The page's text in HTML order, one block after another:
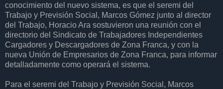
conocimiento del nuevo sistema, es que el seremi del
Trabajo y Previsión Social, Marcos Gómez junto al director
del Trabajo, Horacio Ara sostuvieron una reunión con el
directorio del Sindicato de Trabajadores Independientes
Cargadores y Descargadores de Zona Franca, y con la
nueva Unión de Empresarios de Zona Franca, para informar
detalladamente como operará el sistema.
Para el seremi del Trabajo y Previsión Social, Marcos